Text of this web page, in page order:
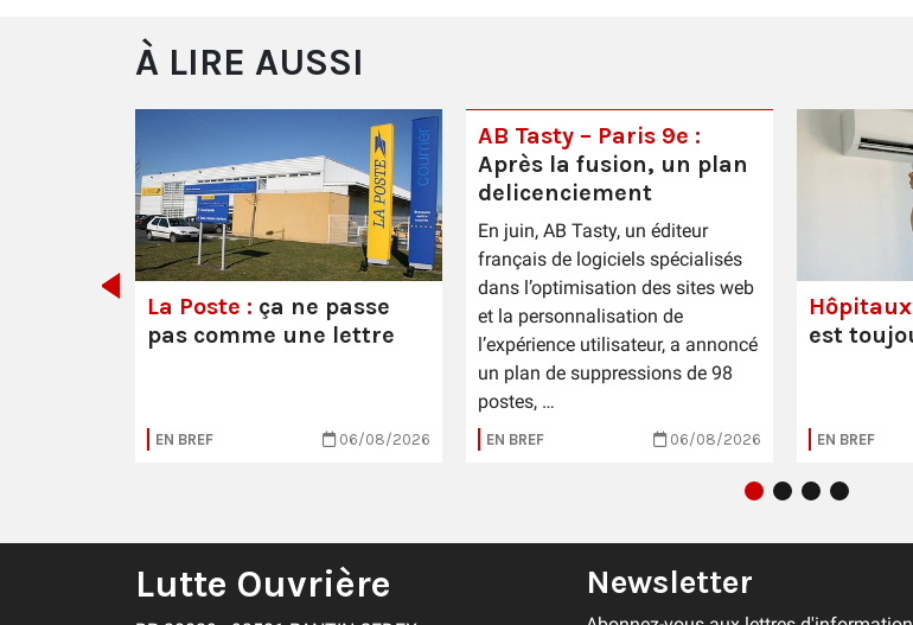
À LIRE AUSSI
La Poste : ça ne passe
pas comme une lettre
EN BREF 06/08/2026
AB Tasty – Paris 9e :
Après la fusion, un plan
delicenciement
En juin, AB Tasty, un éditeur
français de logiciels spécialisés
dans l’optimisation des sites web
et la personnalisation de
l’expérience utilisateur, a annoncé
un plan de suppressions de 98
postes, …
EN BREF 06/08/2026
est
EN BREF
Lutte Ouvrière Newsletter